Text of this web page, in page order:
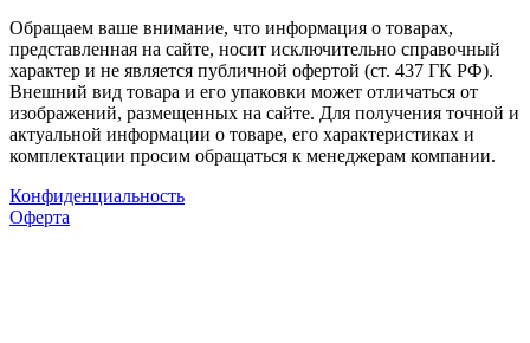
Обращаем ваше внимание, что информация о товарах,
представленная на сайте, носит исключительно справочный
характер и не является публичной офертой (ст. 437 ГК РФ).
Внешний вид товара и его упаковки может отличаться от
изображений, размещенных на сайте. Для получения точной и
актуальной информации о товаре, его характеристиках и
комплектации просим обращаться к менеджерам компании.
Конфиденциальность
Оферта